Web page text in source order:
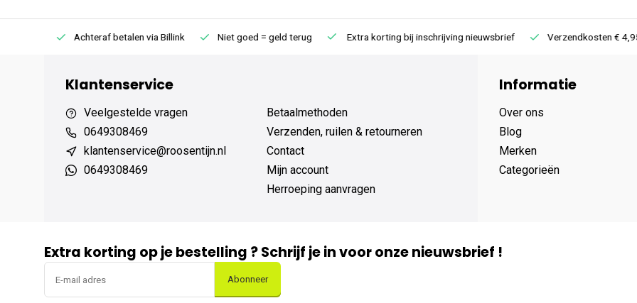
Achteraf betalen via Billink Niet goed = geld terug Extra korting bij inschrijving nieuwsbrief Verzendkosten € 4,95
Klantenservice
Veelgestelde vragen
0649308469
klantenservice@roosentijn.nl
0649308469
Betaalmethoden
Verzenden, ruilen & retourneren
Contact
Mijn account
Herroeping aanvragen
Informatie
Over ons
Blog
Merken
Categorieën
Extra korting op je bestelling ? Schrijf je in voor onze nieuwsbrief !
Abonneer